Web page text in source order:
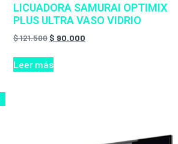
LICUADORA SAMURAI OPTIMIX
PLUS ULTRA VASO VIDRIO
$121.500 $ 90.000
Leer más